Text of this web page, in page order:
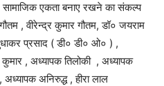
सामाजिक एकता बनाए रखने का संकल्प
, वीरेन्द्र कुमार गौतम, डॉ० जयराम
प्रसाद ( डी० डी० ओ० ) ,
, अध्यापक तिलोकी , अध्यापक
अनिरुद्ध , हीरा लाल